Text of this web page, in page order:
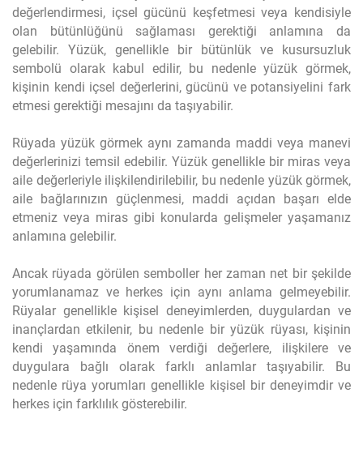
değerlendirmesi, içsel gücünü keşfetmesi veya kendisiyle
olan bütünlüğünü sağlaması gerektiği anlamına da
gelebilir. Yüzük, genellikle bir bütünlük ve kusursuzluk
sembolü olarak kabul edilir, bu nedenle yüzük görmek,
kişinin kendi içsel değerlerini, gücünü ve potansiyelini fark
etmesi gerektiği mesajını da taşıyabilir.
Rüyada yüzük görmek aynı zamanda maddi veya manevi
değerlerinizi temsil edebilir. Yüzük genellikle bir miras veya
aile değerleriyle ilişkilendirilebilir, bu nedenle yüzük görmek,
aile bağlarınızın güçlenmesi, maddi açıdan başarı elde
etmeniz veya miras gibi konularda gelişmeler yaşamanız
anlamına gelebilir.
Ancak rüyada görülen semboller her zaman net bir şekilde
yorumlanamaz ve herkes için aynı anlama gelmeyebilir.
Rüyalar genellikle kişisel deneyimlerden, duygulardan ve
inançlardan etkilenir, bu nedenle bir yüzük rüyası, kişinin
kendi yaşamında önem verdiği değerlere, ilişkilere ve
duygulara bağlı olarak farklı anlamlar taşıyabilir. Bu
nedenle rüya yorumları genellikle kişisel bir deneyimdir ve
herkes için farklılık gösterebilir.